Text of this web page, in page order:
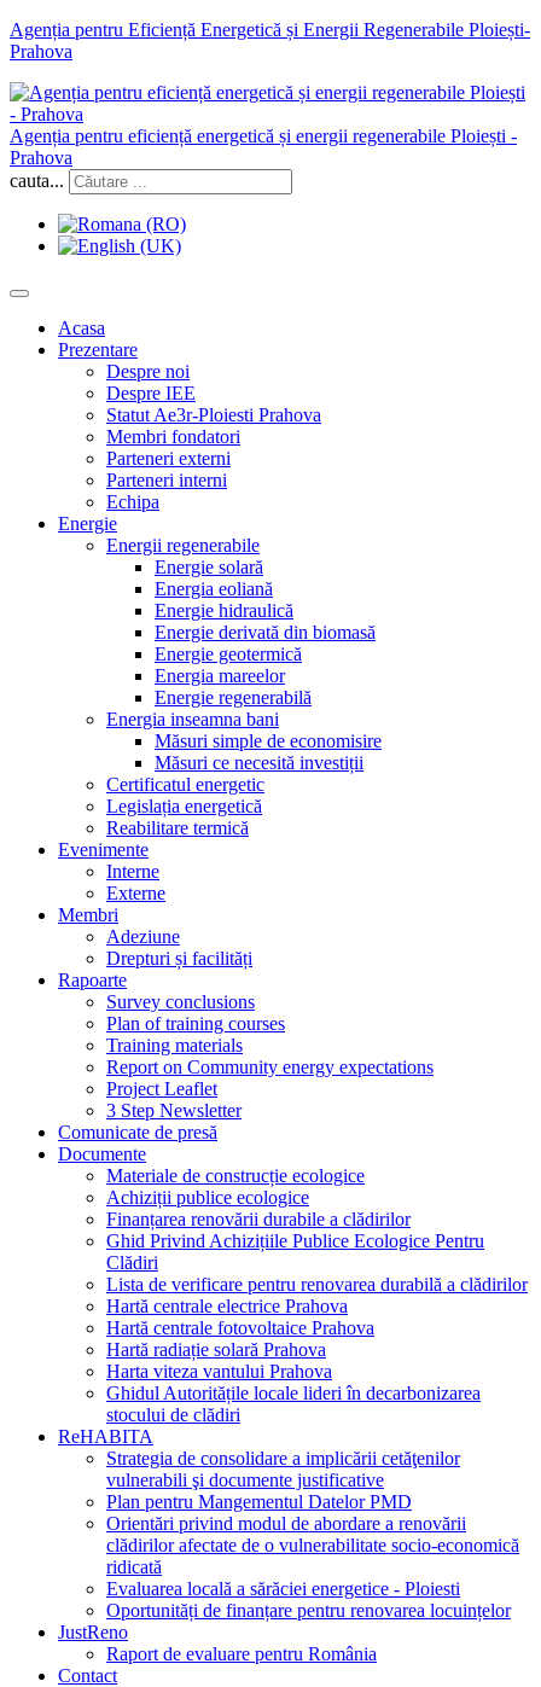
Agenția pentru Eficiență Energetică și Energii Regenerabile Ploiești-
Prahova
Agenția pentru eficiență energetică și energii regenerabile Ploiești -
Prahova
cauta...
Acasa
Prezentare
Despre noi
Despre IEE
Statut Ae3r-Ploiesti Prahova
Membri fondatori
Parteneri externi
Parteneri interni
Echipa
Energie
Energii regenerabile
Energie solară
Energia eoliană
Energie hidraulică
Energie derivată din biomasă
Energie geotermică
Energia mareelor
Energie regenerabilă
Energia inseamna bani
Măsuri simple de economisire
Măsuri ce necesită investiții
Certificatul energetic
Legislația energetică
Reabilitare termică
Evenimente
Interne
Externe
Membri
Adeziune
Drepturi și facilități
Rapoarte
Survey conclusions
Plan of training courses
Training materials
Report on Community energy expectations
Project Leaflet
3 Step Newsletter
Comunicate de presă
Documente
Materiale de construcție ecologice
Achiziții publice ecologice
Finanțarea renovării durabile a clădirilor
Ghid Privind Achizițiile Publice Ecologice Pentru
Clădiri
Lista de verificare pentru renovarea durabilă a clădirilor
Hartă centrale electrice Prahova
Hartă centrale fotovoltaice Prahova
Hartă radiație solară Prahova
Harta viteza vantului Prahova
Ghidul Autoritățile locale lideri în decarbonizarea
stocului de clădiri
ReHABITA
Strategia de consolidare a implicării cetăţenilor
vulnerabili şi documente justificative
Plan pentru Mangementul Datelor PMD
Orientări privind modul de abordare a renovării
clădirilor afectate de o vulnerabilitate socio-economică
ridicată
Evaluarea locală a sărăciei energetice - Ploiesti
Oportunități de finanțare pentru renovarea locuințelor
JustReno
Raport de evaluare pentru România
Contact